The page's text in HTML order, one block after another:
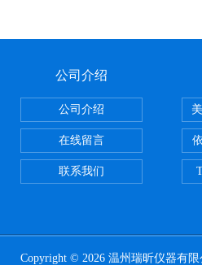
公司介绍
公司介绍
在线留言
联系我们
Copyright © 2026 温州瑞昕仪器有